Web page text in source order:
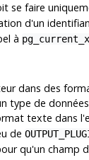
se faire
d'un
à
dans des
type de
texte dans
de
qu'un champ